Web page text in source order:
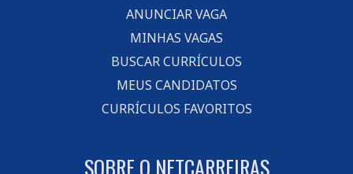
ANUNCIAR VAGA
MINHAS VAGAS
BUSCAR CURRÍCULOS
MEUS CANDIDATOS
CURRÍCULOS FAVORITOS
SOBRE O NETCARREIRAS